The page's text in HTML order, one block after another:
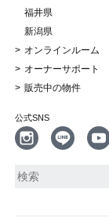
福井県
新潟県
オンラインルーム
オーナーサポート
販売中の物件
公式SNS